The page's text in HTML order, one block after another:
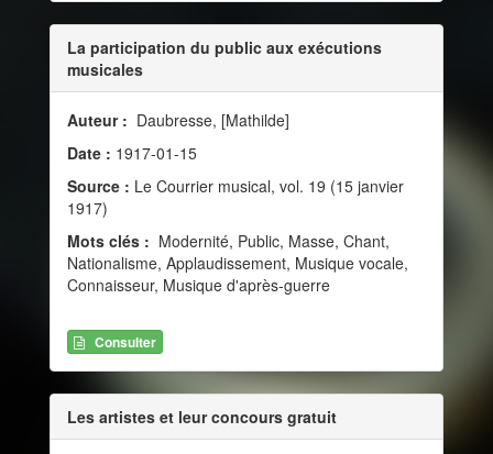
La participation du public aux exécutions
musicales
Auteur : Daubresse, [Mathilde]
Date : 1917-01-15
Source : Le Courrier musical, vol. 19 (15 janvier
1917)
Mots clés : Modernité, Public, Masse, Chant,
Nationalisme, Applaudissement, Musique vocale,
Connaisseur, Musique d'après-guerre
Consulter
Les artistes et leur concours gratuit